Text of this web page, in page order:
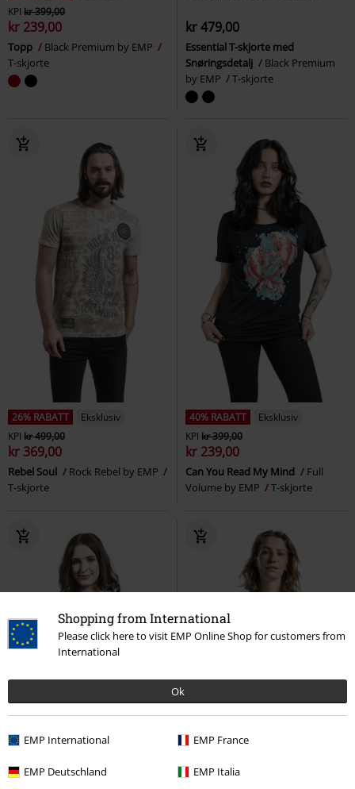
Shopping from International
Please click here to visit EMP Online Shop for customers from
International
Ok
EMP International EMP France
EMP Deutschland EMP Italia
KPI kr 399,00
kr 239,00
Topp
Black Premium by EMP
T-skjorte
kr 479,00
Essential T-skjorte med
Snøringsdetalj
Black Premium
by EMP
T-skjorte
26% RABATT
Eksklusiv
KPI kr 499,00
kr 369,00
Rebel Soul
Rock Rebel by EMP
T-skjorte
40% RABATT
Eksklusiv
KPI kr 399,00
kr 239,00
Can You Read My Mind
Full
Volume by EMP
T-skjorte